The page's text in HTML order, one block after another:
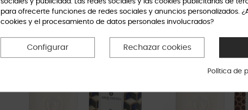
para ofrecerte funciones de redes sociales y anuncios personalizados.
cookies y el procesamiento de datos personales involucrados?
Rechazar cookies
Configurar
Política de